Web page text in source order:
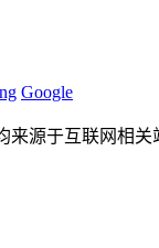
Google
源于互联网相